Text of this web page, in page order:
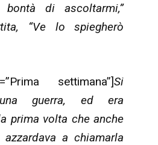
di ascoltarmi,”
“Ve lo spiegherò
settimana”]Si
guerra, ed era
prima volta che anche
a chiamarla